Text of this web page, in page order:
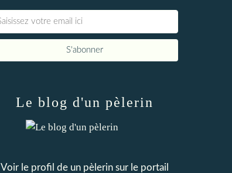
Le blog d'un pèlerin
Voir le profil de un pèlerinsur le portail